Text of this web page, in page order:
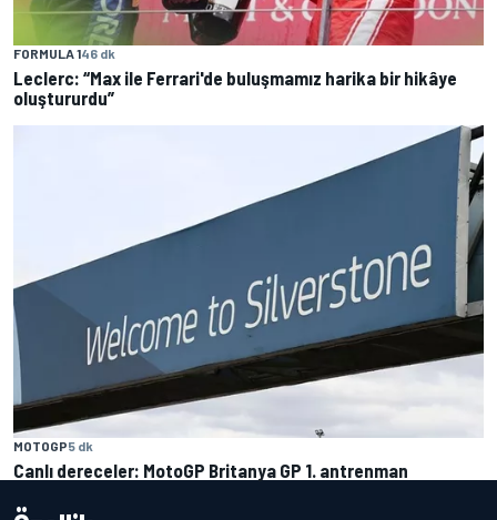
FORMULA 146 dk
Leclerc: “Max ile Ferrari'de buluşmamız harika bir hikâye
oluştururdu”
MOTOGP5 dk
Canlı dereceler: MotoGP Britanya GP 1. antrenman